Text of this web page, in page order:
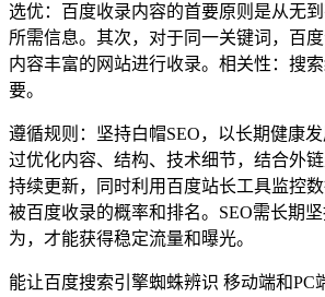
选优：百度收录内容的首要原则是从无
所需信息。其次，对于同一关键词，百度
内容丰富的网站进行收录。相关性：搜
要。
遵循规则：坚持白帽SEO，以长期健康
过优化内容、结构、技术细节，结合外
持续更新，同时利用百度站长工具监控
被百度收录的概率和排名。SEO需长期
为，才能获得稳定流量和曝光。
能让百度搜索引擎蜘蛛辨识 移动端和PC